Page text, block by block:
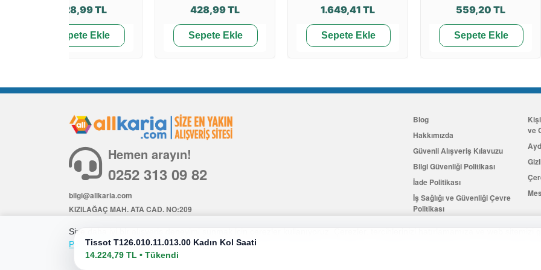
428,99 TL
Sepete Ekle
428,99 TL
Sepete Ekle
1.649,41 TL
Sepete Ekle
559,20 TL
Sepete Ekle
Tissot T126.010.11.013.00 Kadın Kol Saati
14.224,79 TL • Tükendi
Size daha iyi bir alışveriş deneyimi sunmak için çerezler kullanıyoruz. Çerezler, tercihlerinizi hatırlamamıza ve web sitemizi
Politikamıza göz atabilirsiniz.
Hemen arayın!
0252 313 09 82
bilgi@allkaria.com
KIZILAĞAÇ MAH. ATA CAD. NO:209
Blog
Hakkımızda
Güvenli Alışveriş Kılavuzu
Bilgi Güvenliği Politikası
İade Politikası
İş Sağlığı ve Güvenliği Çevre
Politikası
ve